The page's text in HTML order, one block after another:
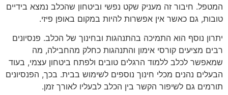
המטפל. חיבור זה מעניק שקט נפשי וביטחון שהכלב נמצא בידיים
טובות, גם כאשר אין אפשרות להיות במקום באופן פיזי.
יתרון נוסף הוא התמיכה בהתנהגות ובחינוך של הכלב. פנסיונים
רבים מציעים קורסי אימון והתנהגות כחלק מהחבילה, מה
שמאפשר לכלב ללמוד הרגלים טובים ולפתח ביטחון עצמי, בעוד
הבעלים נהנים מכלי חינוך נוספים לשימוש בבית. בכך, הפנסיונים
תורמים גם לשיפור הקשר בין הכלב לבעליו לאורך זמן.